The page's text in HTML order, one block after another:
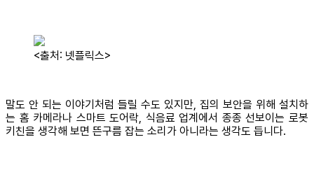
<출처: 넷플릭스>
말도 안 되는 이야기처럼 들릴 수도 있지만, 집의 보안을 위해 설치하
는 홈 카메라나 스마트 도어락, 식음료 업계에서 종종 선보이는 로봇
키친을 생각해 보면 뜬구름 잡는 소리가 아니라는 생각도 듭니다.